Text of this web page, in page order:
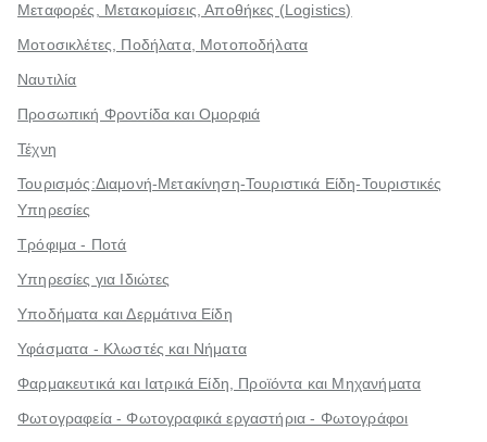
Μεταφορές, Μετακομίσεις, Αποθήκες (Logistics)
Μοτοσικλέτες, Ποδήλατα, Μοτοποδήλατα
Ναυτιλία
Προσωπική Φροντίδα και Ομορφιά
Τέχνη
Τουρισμός:Διαμονή-Μετακίνηση-Τουριστικά Είδη-Τουριστικές
Υπηρεσίες
Τρόφιμα - Ποτά
Υπηρεσίες για Ιδιώτες
Υποδήματα και Δερμάτινα Είδη
Υφάσματα - Κλωστές και Νήματα
Φαρμακευτικά και Ιατρικά Είδη, Προϊόντα και Μηχανήματα
Φωτογραφεία - Φωτογραφικά εργαστήρια - Φωτογράφοι